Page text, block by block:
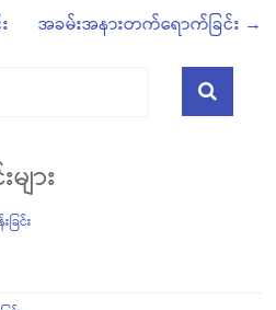
အခမ်းအနားတက်ရောက်ခြင်း →
ား
ြင်း